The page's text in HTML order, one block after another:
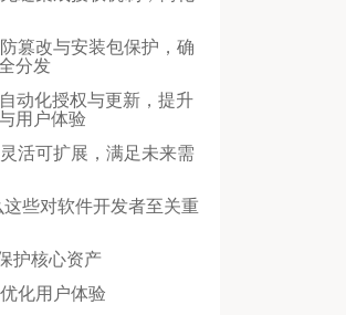
改与安装包保护，确
分发
化授权与更新，提升
用户体验
可扩展，满足未来需
这些对软件开发者至关重
护核心资产
化用户体验